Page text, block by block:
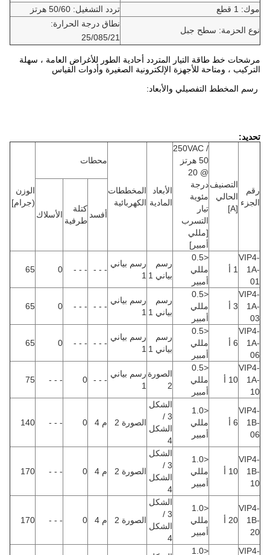
موك: 1 قطع
تردد التشغيل: 50/60 هرتز
نوع الحزمة: سطح جبل
نطاق درجة الحرارة:
25/085/21
مرشحات خط طاقة التيار المتردد أحادية الطور للأغراض العامة ، سهلة
التركيب ، ومتاحة للأجهزة الإلكترونية الصغيرة وأدوات القياس
رسم المخطط التفصيلي والأبعاد:
تحديد:
رقم
الجزء
التصنيف
الحالي
[A]
250VAC /
50 هرتز
@ 20
درجة
مئوية
تيار
التسرب
[مللي
أمبير]
الأبعاد
المادية
المخططات
الكهربائية
محطات
الوزن
(جرام]
أفسد
كتلة
طرفية
الأسلاك
VIP4-
1A-
01
1 أ
<0.5
مللي
أمبير
رسم
بياني 1
رسم بياني
1
- - -
- - -
0
65
VIP4-
1A-
03
3 أ
<0.5
مللي
أمبير
رسم
بياني 1
رسم بياني
1
- - -
- - -
0
65
VIP4-
1A-
06
6 أ
<0.5
مللي
أمبير
رسم
بياني 1
رسم بياني
1
- - -
- - -
0
65
VIP4-
1A-
10
10 أ
<0.5
مللي
أمبير
الصورة
2
رسم بياني
1
- - -
0
- - -
75
VIP4-
1B-
06
6 أ
<1.0
مللي
أمبير
الشكل
3 /
الشكل
4
الصورة 2 م 4 0
- - -
140
VIP4-
1B-
10
10 أ
<1.0
مللي
أمبير
الشكل
3 /
الشكل
4
الصورة 2 م 4 0
- - -
170
VIP4-
1B-
20
20 أ
<1.0
مللي
أمبير
الشكل
3 /
الشكل
4
الصورة 2 م 4 0
- - -
170
VIP4-
<1.0